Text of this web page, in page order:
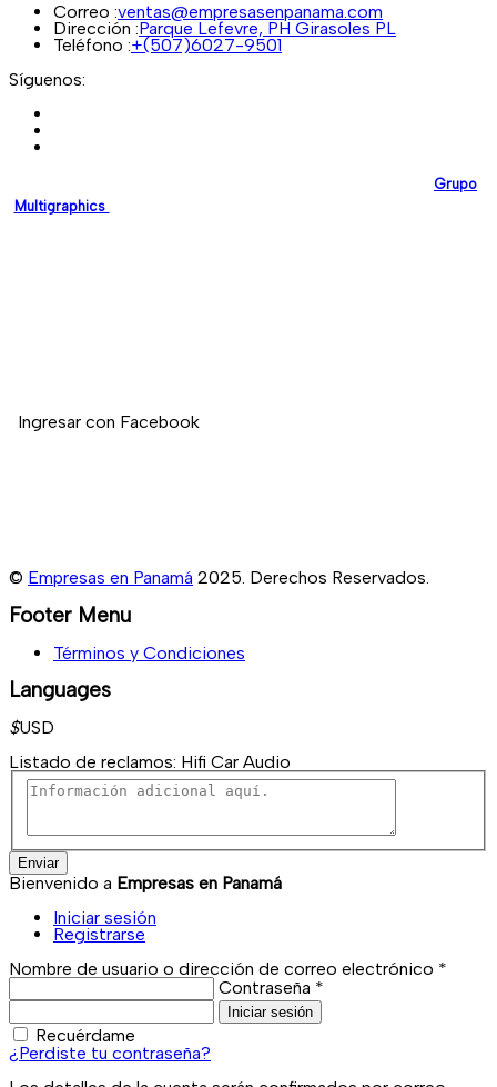
Correo :ventas@empresasenpanama.com
Dirección :Parque Lefevre, PH Girasoles PL
Teléfono :+(507)6027-9501
Síguenos:
Grupo
Multigraphics
Ingresar con Facebook
© Empresas en Panamá 2025. Derechos Reservados.
Footer Menu
Términos y Condiciones
Languages
$USD
Listado de reclamos: Hifi Car Audio
Enviar
Bienvenido a Empresas en Panamá
Iniciar sesión
Registrarse
Nombre de usuario o dirección de correo electrónico *
Contraseña *
Iniciar sesión
Recuérdame
¿Perdiste tu contraseña?